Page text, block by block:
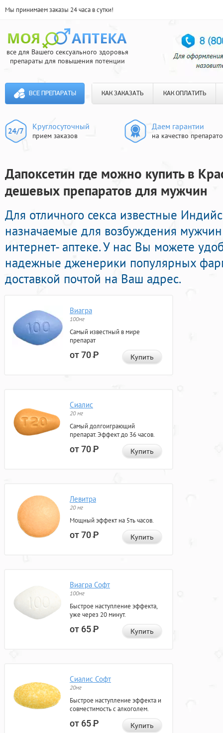
Мы принимаем заказы 24 часа в сутки!
все для Вашего сексуального здоровья
препараты для повышения потенции
ВСЕ ПРЕПАРАТЫ КАК ЗАКАЗАТЬ КАК ОПЛАТИТЬ
Круглосуточный
прием заказов
Даем гарантии
на качество
Дапоксетин где можно купить в
дешевых препаратов для мужчин
Для отличного секса известные
назначаемые для возбуждения
интернет- аптеке. У нас Вы можете
надежные дженерики популярных
доставкой почтой на Ваш адрес.
Виагра
100мг
Самый известный в мире
препарат
от 70Р Купить
Сиалис
20 мг
Самый долгоиграющий
препарат. Эффект до 36 часов.
от 70Р Купить
Левитра
20 мг
Мощный эффект на 5ть часов.
от 70Р Купить
Виагра Софт
100мг
Быстрое наступление эффекта,
уже через 20 минут.
от 65Р Купить
Сиалис Софт
20мг
Быстрое наступление эффекта и
совместимость с алкоголем.
от 65Р Купить